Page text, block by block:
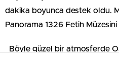
dakika boyunca destek oldu.
Panorama 1326 Fetih
Böyle güzel bir atmosferde